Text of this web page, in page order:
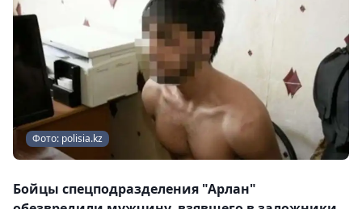
Фото: polisia.kz
Бойцы спецподразделения "Арлан"